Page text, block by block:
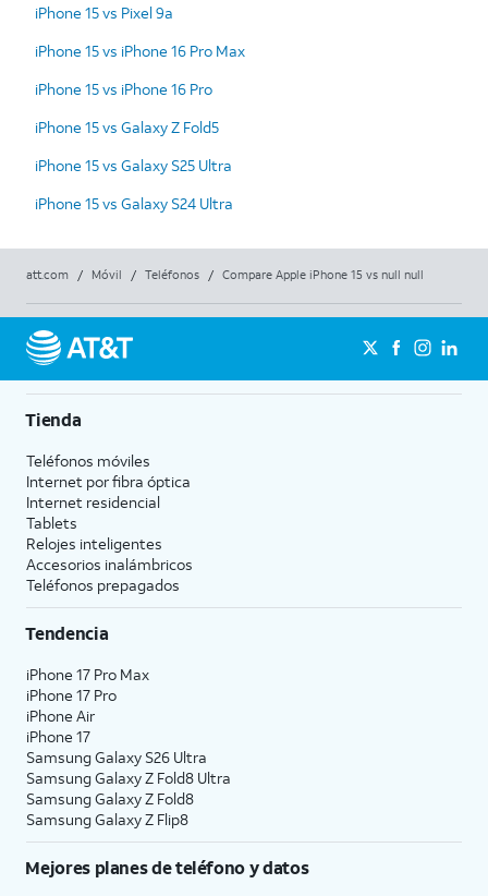
iPhone 15 vs Pixel 9a
iPhone 15 vs iPhone 16 Pro Max
iPhone 15 vs iPhone 16 Pro
iPhone 15 vs Galaxy Z Fold5
iPhone 15 vs Galaxy S25 Ultra
iPhone 15 vs Galaxy S24 Ultra
att.com / Móvil / Teléfonos / Compare Apple iPhone 15 vs null null
Tienda
Teléfonos móviles
Internet por fibra óptica
Internet residencial
Tablets
Relojes inteligentes
Accesorios inalámbricos
Teléfonos prepagados
Tendencia
iPhone 17 Pro Max
iPhone 17 Pro
iPhone Air
iPhone 17
Samsung Galaxy S26 Ultra
Samsung Galaxy Z Fold8 Ultra
Samsung Galaxy Z Fold8
Samsung Galaxy Z Flip8
Mejores planes de teléfono y datos